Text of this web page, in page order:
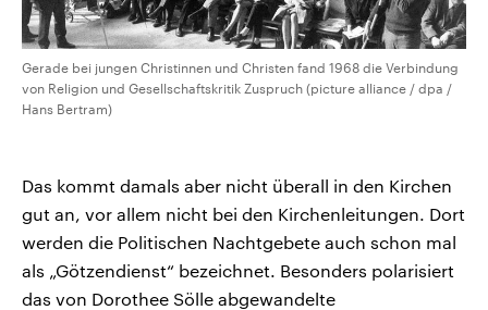
Gerade bei jungen Christinnen und Christen fand 1968 die Verbindung
von Religion und Gesellschaftskritik Zuspruch (picture alliance / dpa /
Hans Bertram)
Das kommt damals aber nicht überall in den Kirchen
gut an, vor allem nicht bei den Kirchenleitungen. Dort
werden die Politischen Nachtgebete auch schon mal
als „Götzendienst“ bezeichnet. Besonders polarisiert
das von Dorothee Sölle abgewandelte